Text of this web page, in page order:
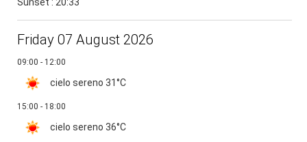
Sunset : 20:33
Friday 07 August 2026
09:00 - 12:00
cielo sereno 31°C
15:00 - 18:00
cielo sereno 36°C